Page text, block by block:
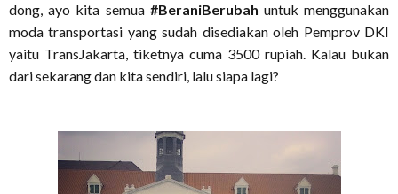
dong, ayo kita semua#BeraniBerubah untuk menggunakan
moda transportasi yang sudah disediakan oleh Pemprov DKI
yaitu TransJakarta, tiketnya cuma 3500 rupiah. Kalau bukan
dari sekarang dan kita sendiri, lalu siapa lagi?